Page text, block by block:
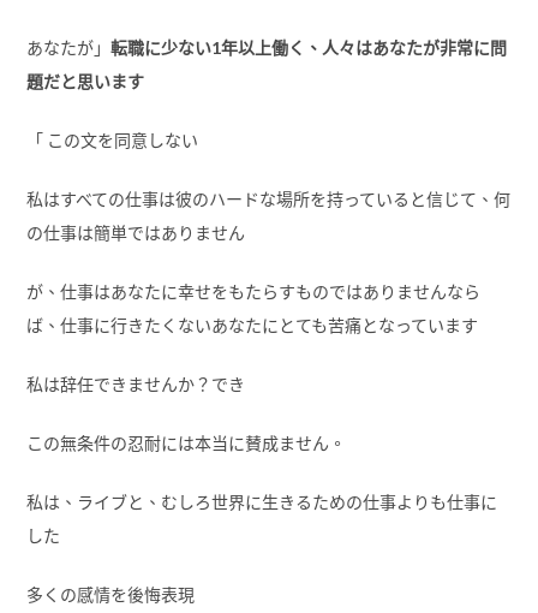
あなたが」 転職に少ない1年以上働く、人々はあなたが非常に問
題だと思います
「 この文を同意しない
私はすべての仕事は彼のハードな場所を持っていると信じて、何
の仕事は簡単ではありません
が、仕事はあなたに幸せをもたらすものではありませんなら
ば、仕事に行きたくないあなたにとても苦痛となっています
私は辞任できませんか？でき
この無条件の忍耐には本当に賛成ません。
私は、ライブと、むしろ世界に生きるための仕事よりも仕事に
した
多くの感情を後悔表現